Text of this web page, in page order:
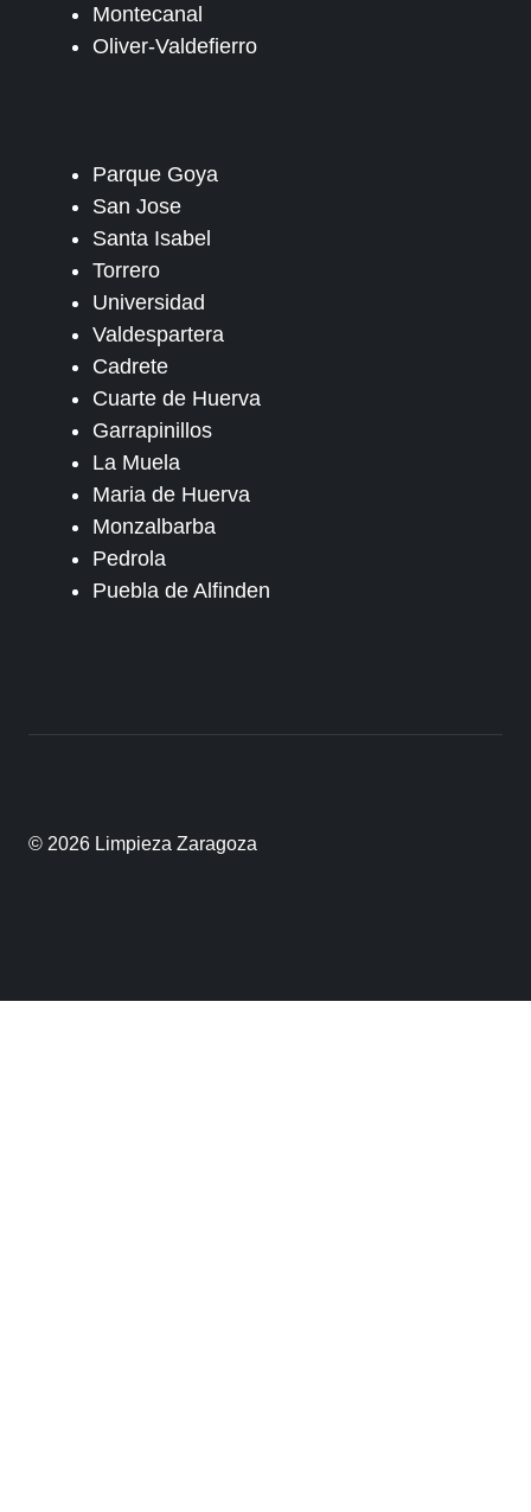
Montecanal
Oliver-Valdefierro
Parque Goya
San Jose
Santa Isabel
Torrero
Universidad
Valdespartera
Cadrete
Cuarte de Huerva
Garrapinillos
La Muela
Maria de Huerva
Monzalbarba
Pedrola
Puebla de Alfinden
© 2026 Limpieza Zaragoza